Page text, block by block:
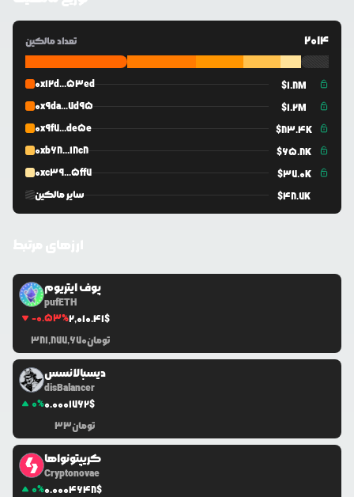
تعداد مالکین 2014
0x12d...53ed $1.8M
0x9da...7d95
$1.2M
0x9f7...de5e
$83.4K
0xb68...18c8
$65.8K
0xc39...5ff7
$37.0K
سایر مالکین
$48.7K
پوف ایتریوم
pufETH
-0.53%2,010.41$
381,877,670تومان
دیسبالانسس
disBalancer
0%0.0001762$
33تومان
کریپتونواها
Cryptonovae
0%0.0004648$